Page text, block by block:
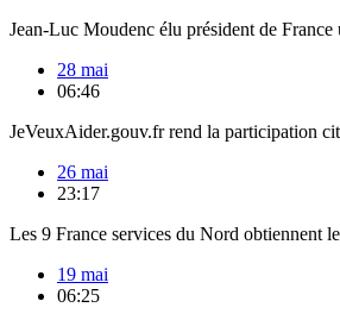
Jean-Luc Moudenc élu président de France
28 mai
06:46
JeVeuxAider.gouv.fr rend la participation
26 mai
23:17
Les 9 France services du Nord obtiennent
19 mai
06:25